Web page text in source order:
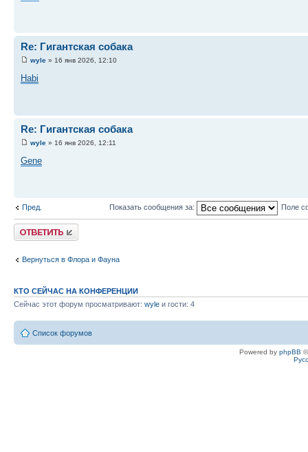
Re: Гигантская собака
wyle » 16 янв 2026, 12:10
Habi
Re: Гигантская собака
wyle » 16 янв 2026, 12:11
Gene
Пред. Показать сообщения за: Поле
Ответить
Вернуться в Флора и Фауна
КТО СЕЙЧАС НА КОНФЕРЕНЦИИ
Сейчас этот форум просматривают: wyle и гости: 4
Список форумов
Powered by phpBB